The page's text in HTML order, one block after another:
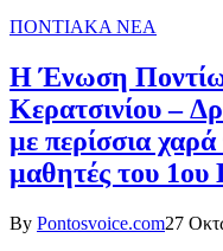
ΠΟΝΤΙΑΚΑ ΝΕΑ
Η Ένωση
Κερατσινίου –
με περίσσια
By Pontosvoice.com27